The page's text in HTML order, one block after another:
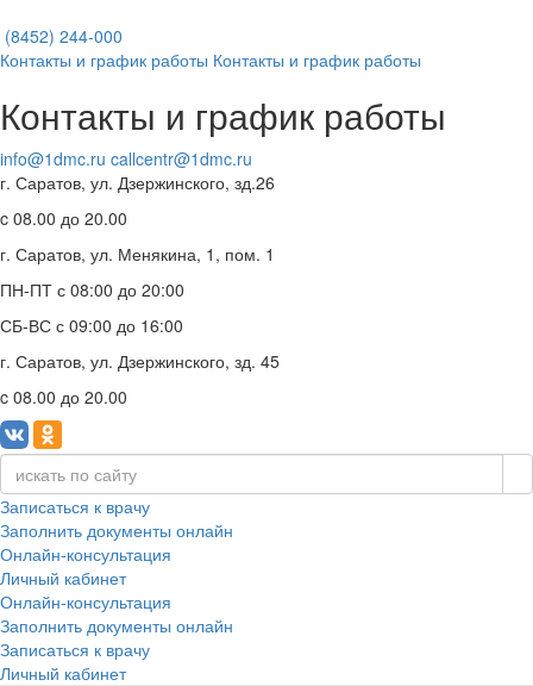
(8452) 244-000
Контакты и график работы Контакты и график работы
Контакты и график работы
info@1dmc.ru callcentr@1dmc.ru
г. Саратов, ул. Дзержинского, зд.26
c 08.00 до 20.00
г. Саратов, ул. Менякина, 1, пом. 1
ПН-ПТ с 08:00 до 20:00
СБ-ВС с 09:00 до 16:00
г. Саратов, ул. Дзержинского, зд. 45
c 08.00 до 20.00
Записаться к врачу
Заполнить документы онлайн
Онлайн-консультация
Личный кабинет
Онлайн-консультация
Заполнить документы онлайн
Записаться к врачу
Личный кабинет